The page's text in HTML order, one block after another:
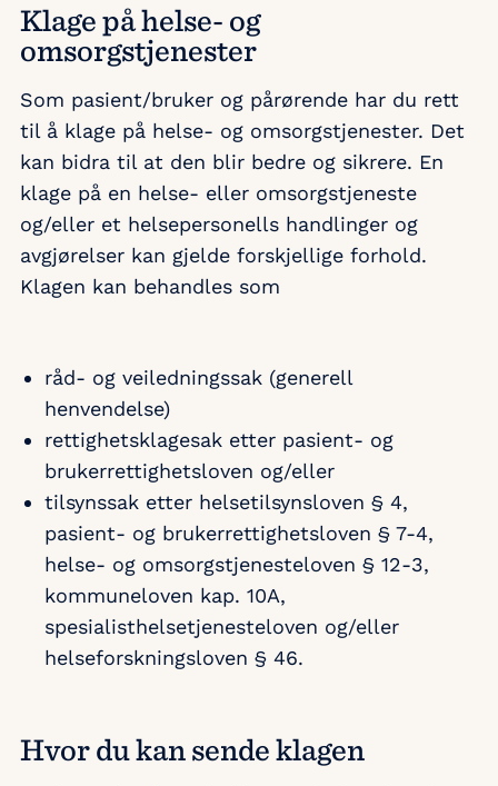
Klage på helse- og
omsorgstjenester
Som pasient/bruker og pårørende har du rett
til å klage på helse- og omsorgstjenester. Det
kan bidra til at den blir bedre og sikrere. En
klage på en helse- eller omsorgstjeneste
og/eller et helsepersonells handlinger og
avgjørelser kan gjelde forskjellige forhold.
Klagen kan behandles som
råd- og veiledningssak (generell
henvendelse)
rettighetsklagesak etter pasient- og
brukerrettighetsloven og/eller
tilsynssak etter helsetilsynsloven § 4,
pasient- og brukerrettighetsloven § 7-4,
helse- og omsorgstjenesteloven § 12-3,
kommuneloven kap. 10A,
spesialisthelsetjenesteloven og/eller
helseforskningsloven § 46.
Hvor du kan sende klagen